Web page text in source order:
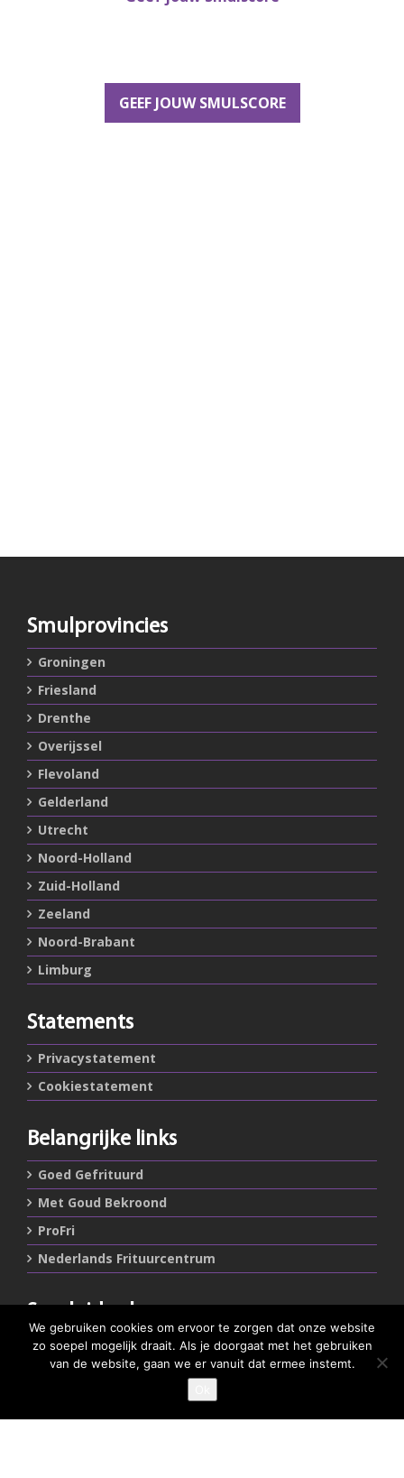
GEEF JOUW SMULSCORE
GEEF JE SMULSCORE
Smulprovincies
Groningen
Friesland
Drenthe
Overijssel
Flevoland
Gelderland
Utrecht
Noord-Holland
Zuid-Holland
Zeeland
Noord-Brabant
Limburg
Statements
Privacystatement
Cookiestatement
Belangrijke links
Goed Gefrituurd
Met Goud Bekroond
ProFri
Nederlands Frituurcentrum
Smulgids.nl
Nederlands Frituurcentrum
Blaarthemseweg 72
T :040-7200900 (optie 2)
We gebruiken cookies om ervoor te zorgen dat onze website
zo soepel mogelijk draait. Als je doorgaat met het gebruiken
van de website, gaan we er vanuit dat ermee instemt.